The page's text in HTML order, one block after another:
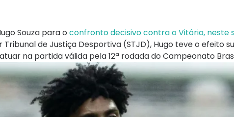
Souza para o confronto decisivo contra o Vitória, neste
Tribunal de Justiça Desportiva (STJD), Hugo teve o efeito
na partida válida pela 12ª rodada do Campeonato